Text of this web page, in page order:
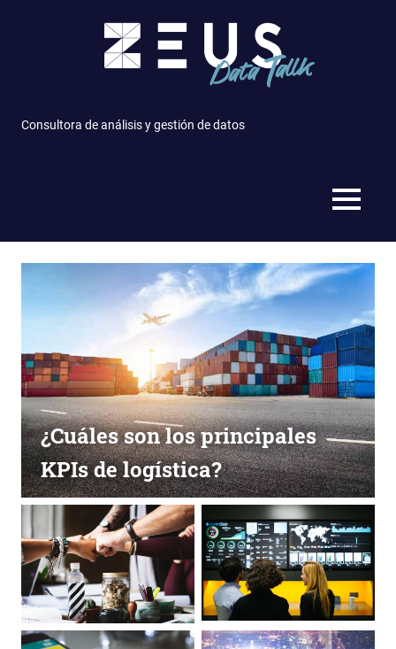
Consultora de análisis y gestión de datos
MENÚ
¿Cuáles son los principales
KPIs de logística?